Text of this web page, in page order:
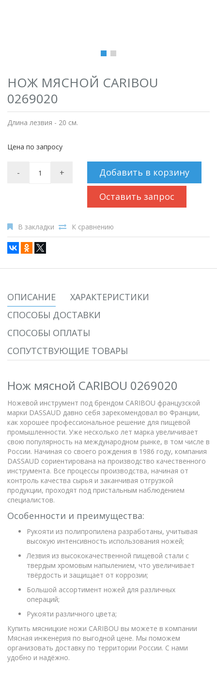
НОЖ МЯСНОЙ CARIBOU
0269020
Длина лезвия - 20 см.
Цена по запросу
- + Добавить в корзину
Оставить запрос
В закладки К сравнению
ОПИСАНИЕ
ХАРАКТЕРИСТИКИ
СПОСОБЫ ДОСТАВКИ
СПОСОБЫ ОПЛАТЫ
СОПУТСТВУЮЩИЕ ТОВАРЫ
Нож мясной CARIBOU 0269020
Ножевой инструмент под брендом CARIBOU французской
марки DASSAUD давно себя зарекомендовал во Франции,
как хорошее профессиональное решение для пищевой
промышленности. Уже несколько лет марка увеличивает
свою популярность на международном рынке, в том числе в
России. Начиная со своего рождения в 1986 году, компания
DASSAUD сориентирована на производство качественного
инструмента. Все процессы производства, начиная от
контроль качества сырья и заканчивая отгрузкой
продукции, проходят под пристальным наблюдением
специалистов.
Особенности и преимущества:
Рукояти из полипропилена разработаны, учитывая
высокую интенсивность использования ножей;
Лезвия из высококачественной пищевой стали с
твердым хромовым напылением, что увеличивает
твёрдость и защищает от коррозии;
Большой ассортимент ножей для различных
операций;
Рукояти различного цвета;
Купить мясницкие ножи CARIBOU вы можете в компании
Мясная инженерия по выгодной цене. Мы поможем
организовать доставку по территории России. С нами
удобно и надёжно.